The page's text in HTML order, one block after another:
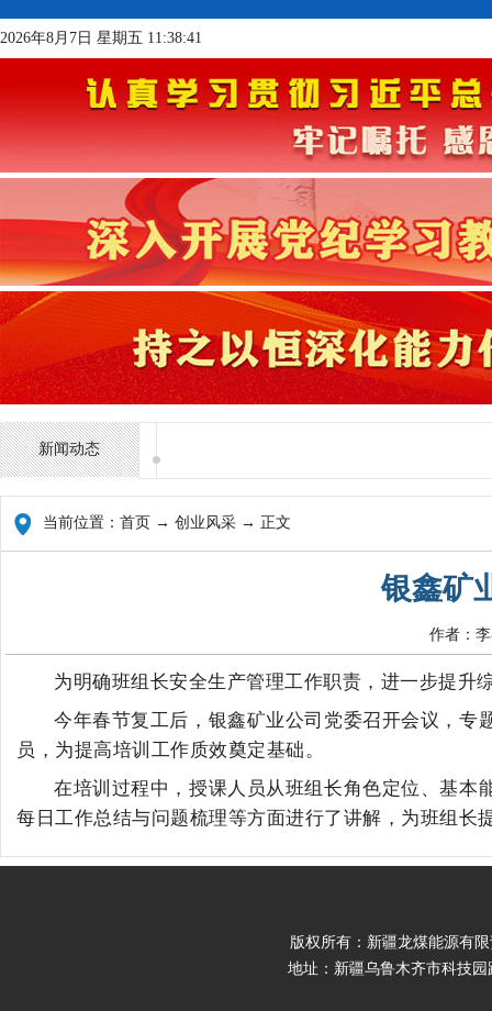
2026年8月7日 星期五 11:38:41
新闻动态
当前位置： 首页 → 创业风采 → 正文
银鑫矿
作者：
为明确班组长安全生产管理工作职责，进一步提升
今年春节复工后， 银鑫矿业公司党委召开会议，专
员，为提高培训工作质效奠定基础。
在培训过程中，授课人员从班组长角色定位、基本
每日工作总结与问题梳理等方面进行了讲解 ，为班组长
版权所有：新疆龙煤能源有限
地址：新疆乌鲁木齐市科技